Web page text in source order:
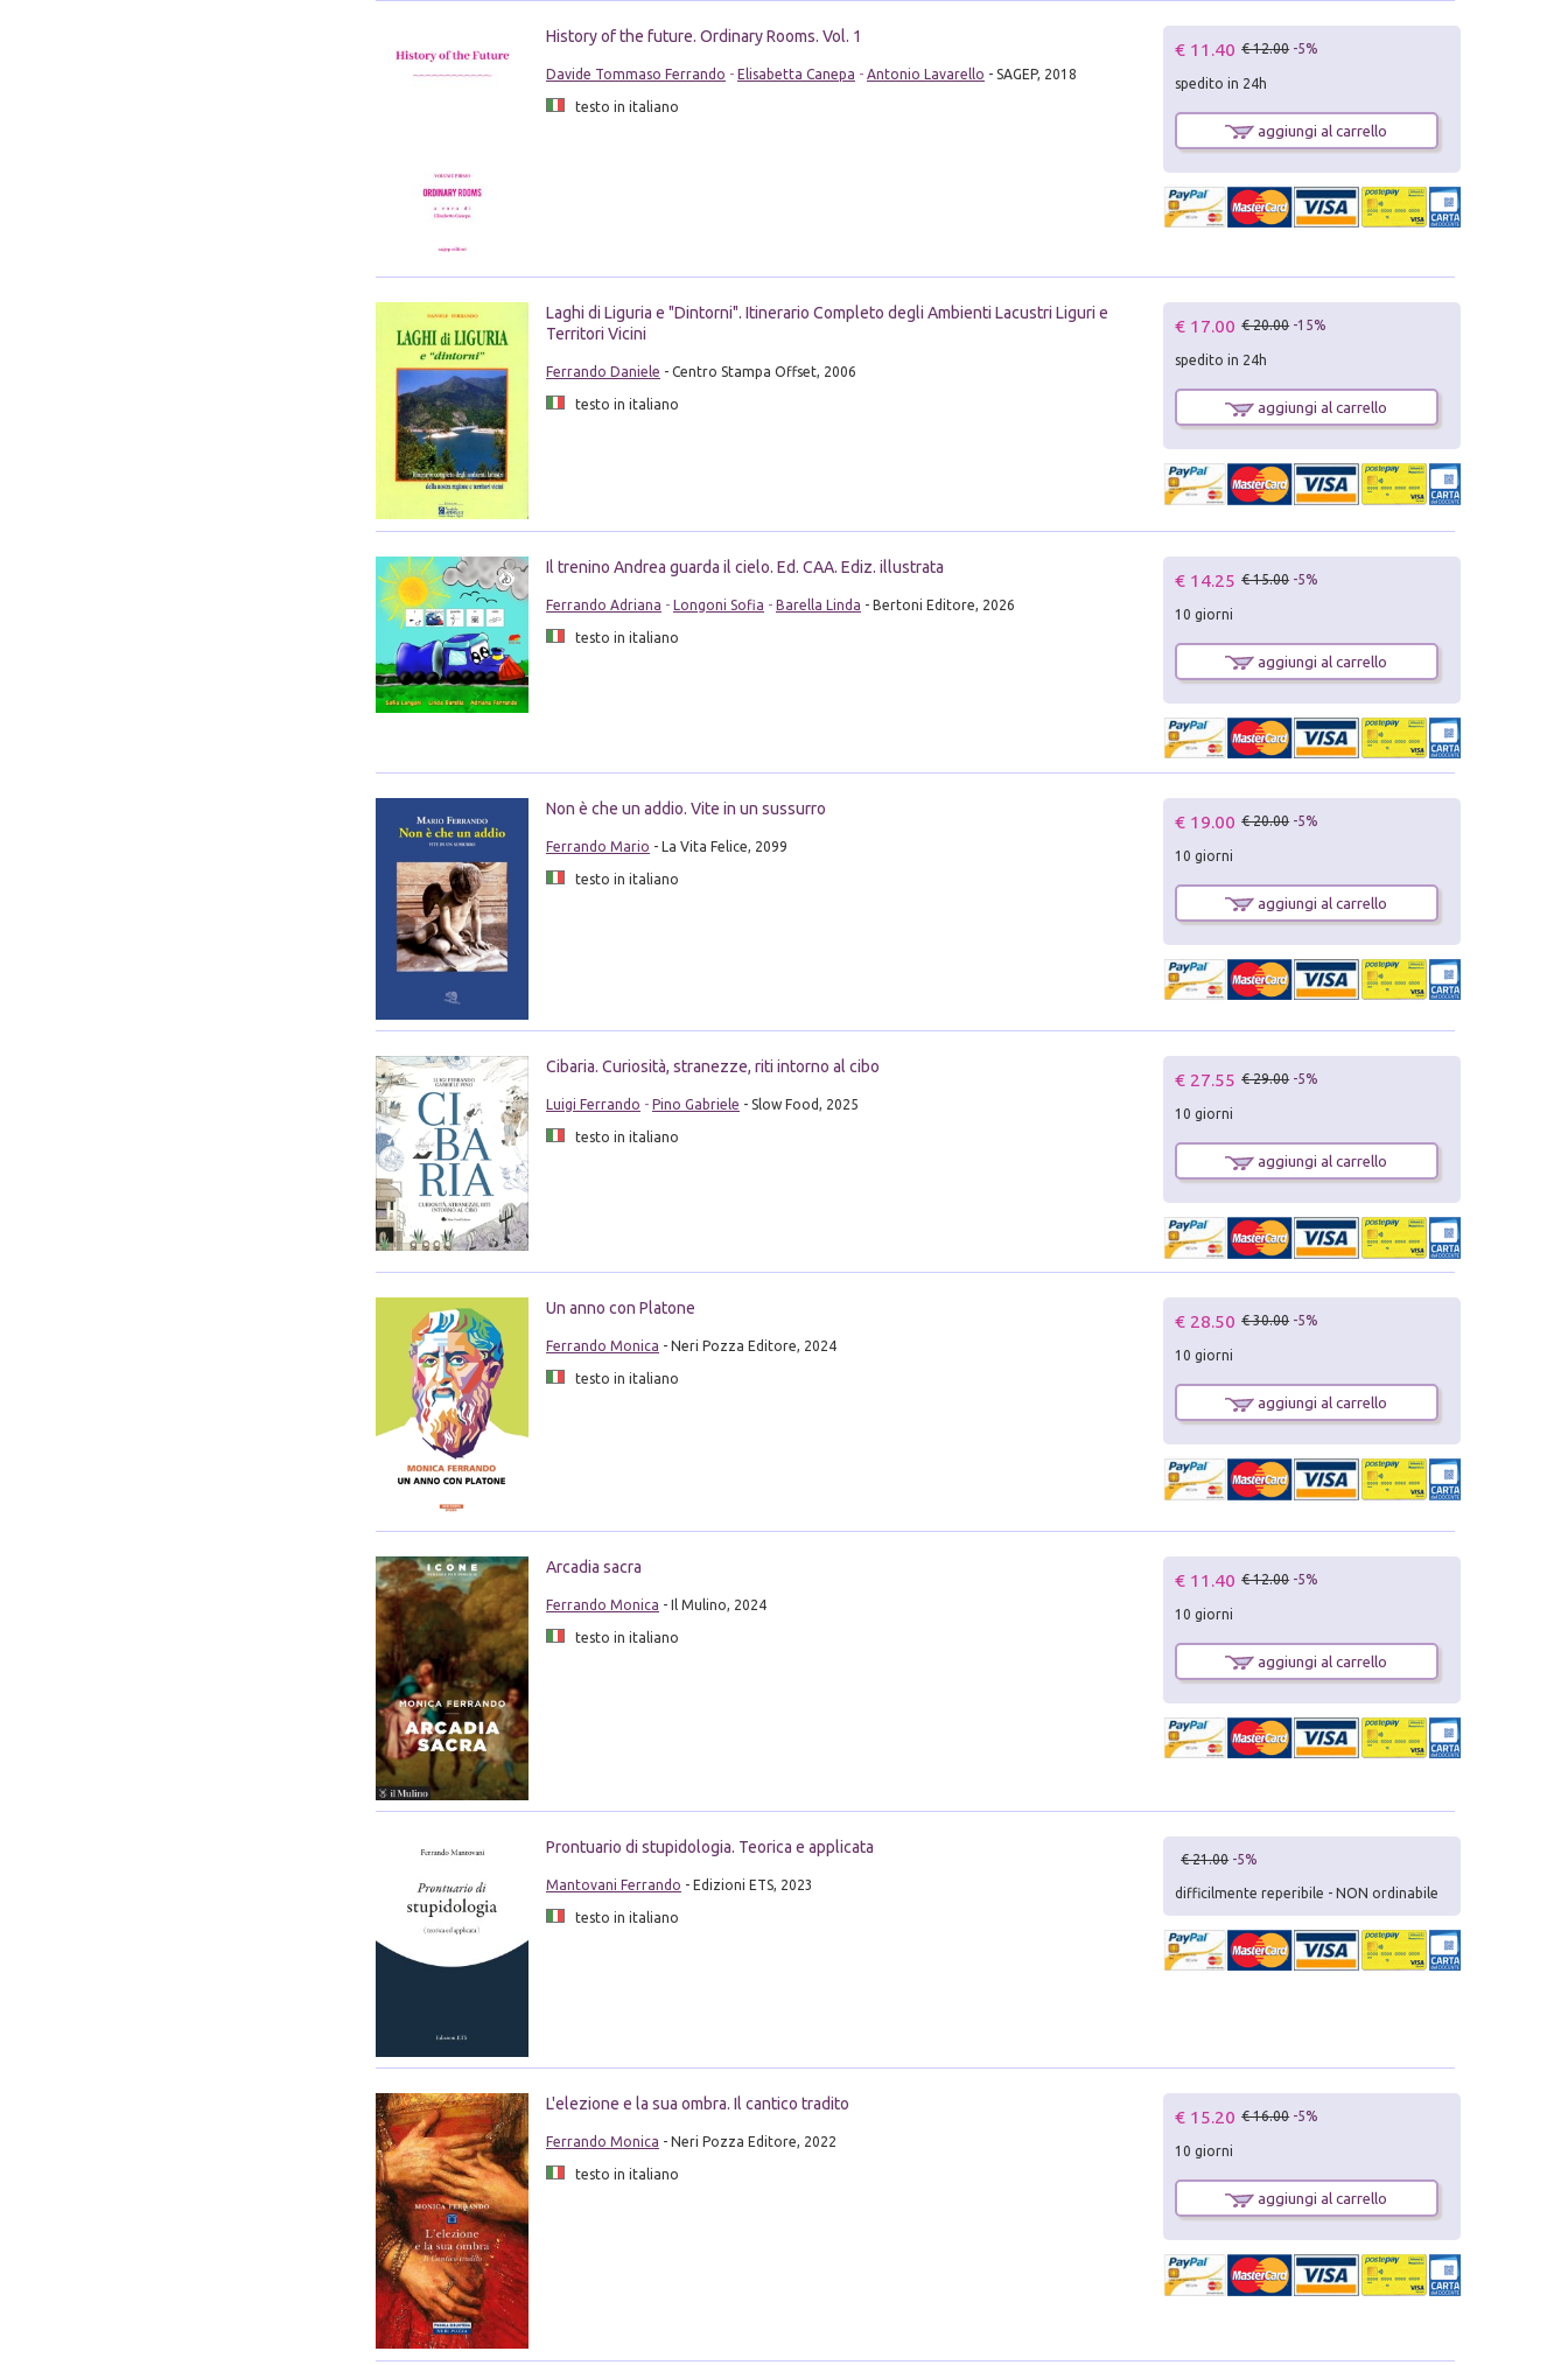
History of the future. Ordinary Rooms. Vol. 1
Davide Tommaso Ferrando - Elisabetta Canepa - Antonio Lavarello - SAGEP, 2018
testo in italiano
€ 11.40 € 12.00 -5%
spedito in 24h
aggiungi al carrello
Laghi di Liguria e "Dintorni". Itinerario Completo degli Ambienti Lacustri Liguri e
Territori Vicini
Ferrando Daniele - Centro Stampa Offset, 2006
testo in italiano
€ 17.00 € 20.00 -15%
spedito in 24h
aggiungi al carrello
Il trenino Andrea guarda il cielo. Ed. CAA. Ediz. illustrata
Ferrando Adriana - Longoni Sofia - Barella Linda - Bertoni Editore, 2026
testo in italiano
€ 14.25 € 15.00 -5%
10 giorni
aggiungi al carrello
Non è che un addio. Vite in un sussurro
Ferrando Mario - La Vita Felice, 2099
testo in italiano
€ 19.00 € 20.00 -5%
10 giorni
aggiungi al carrello
Cibaria. Curiosità, stranezze, riti intorno al cibo
Luigi Ferrando - Pino Gabriele - Slow Food, 2025
testo in italiano
€ 27.55 € 29.00 -5%
10 giorni
aggiungi al carrello
Un anno con Platone
Ferrando Monica - Neri Pozza Editore, 2024
testo in italiano
€ 28.50 € 30.00 -5%
10 giorni
aggiungi al carrello
Arcadia sacra
Ferrando Monica - Il Mulino, 2024
testo in italiano
€ 11.40 € 12.00 -5%
10 giorni
aggiungi al carrello
Prontuario di stupidologia. Teorica e applicata
Mantovani Ferrando - Edizioni ETS, 2023
testo in italiano
€ 21.00 -5%
difficilmente reperibile - NON ordinabile
L'elezione e la sua ombra. Il cantico tradito
Ferrando Monica - Neri Pozza Editore, 2022
testo in italiano
€ 15.20 € 16.00 -5%
10 giorni
aggiungi al carrello